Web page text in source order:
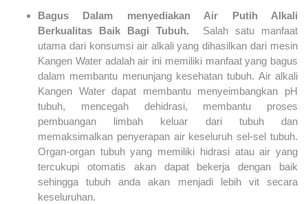
Bagus Dalam menyediakan Air Putih Alkali
Berkualitas Baik Bagi Tubuh. Salah satu manfaat
utama dari konsumsi air alkali yang dihasilkan dari mesin
Kangen Water adalah air ini memiliki manfaat yang bagus
dalam membantu menunjang kesehatan tubuh. Air alkali
Kangen Water dapat membantu menyeimbangkan pH
tubuh, mencegah dehidrasi, membantu proses
pembuangan limbah keluar dari tubuh dan
memaksimalkan penyerapan air keseluruh sel-sel tubuh.
Organ-organ tubuh yang memiliki hidrasi atau air yang
tercukupi otomatis akan dapat bekerja dengan baik
sehingga tubuh anda akan menjadi lebih vit secara
keseluruhan.